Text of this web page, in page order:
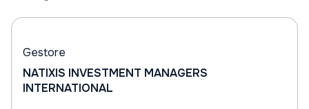
Gestore
NATIXIS INVESTMENT MANAGERS
INTERNATIONAL